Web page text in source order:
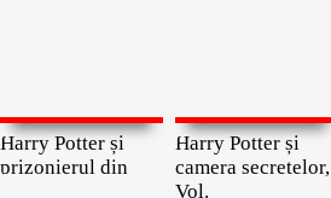
Harry Potter și
prizonierul din
Harry Potter și
camera secretelor,
Vol.